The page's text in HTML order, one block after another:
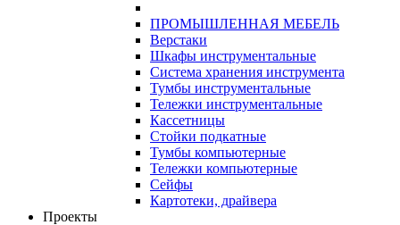
ПРОМЫШЛЕННАЯ МЕБЕЛЬ
Верстаки
Шкафы инструментальные
Система хранения инструмента
Тумбы инструментальные
Тележки инструментальные
Кассетницы
Стойки подкатные
Тумбы компьютерные
Тележки компьютерные
Сейфы
Картотеки, драйвера
Проекты